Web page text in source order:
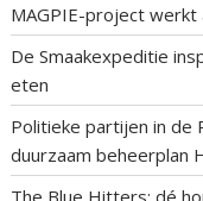
MAGPIE-project
De Smaakexpeditie
eten
Politieke partijen in de
duurzaam beheerplan